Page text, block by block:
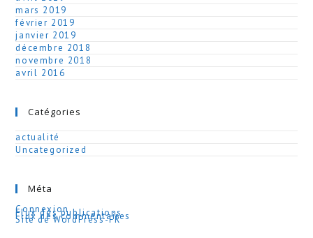
mars 2019
février 2019
janvier 2019
décembre 2018
novembre 2018
avril 2016
Catégories
actualité
Uncategorized
Méta
Connexion
Flux des publications
Flux des commentaires
Site de WordPress-FR